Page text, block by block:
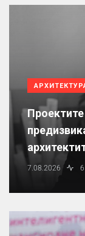
7.08.2026 6